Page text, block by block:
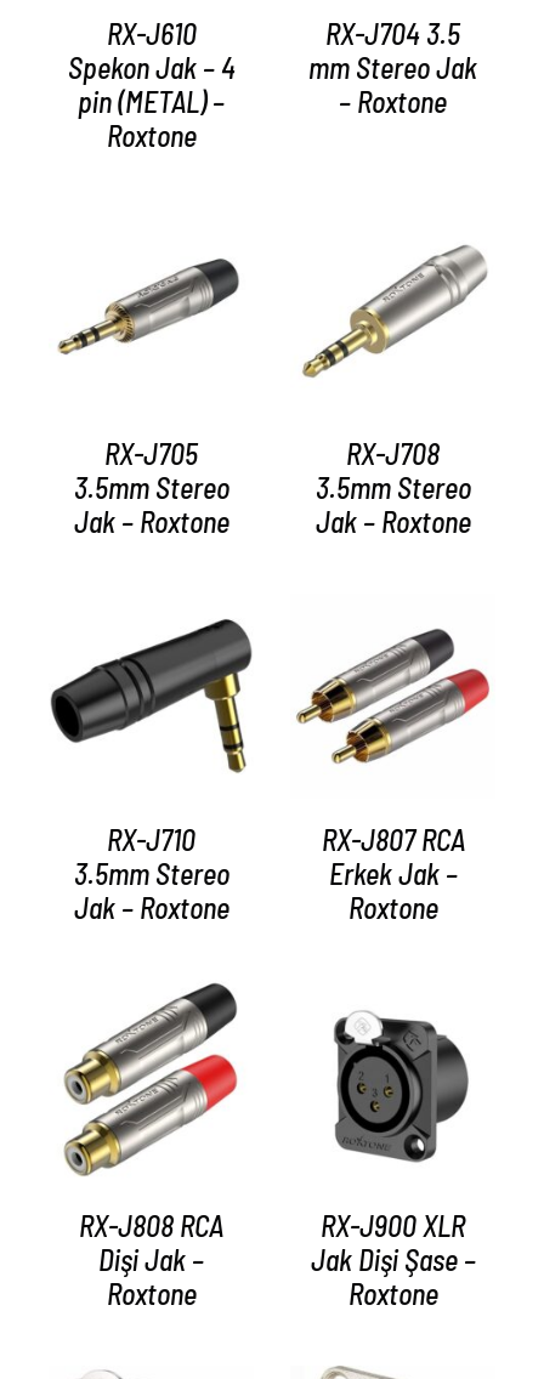
RX-J610
Spekon Jak – 4
pin (METAL) –
Roxtone
RX-J704 3.5
mm Stereo Jak
– Roxtone
AYRINTILAR
RX-J705
3.5mm Stereo
Jak – Roxtone
AYRINTILAR
RX-J708
3.5mm Stereo
Jak – Roxtone
AYRINTILAR
RX-J710
3.5mm Stereo
Jak – Roxtone
AYRINTILAR
RX-J807 RCA
Erkek Jak –
Roxtone
AYRINTILAR
RX-J808 RCA
Dişi Jak –
Roxtone
AYRINTILAR
RX-J900 XLR
Jak Dişi Şase –
Roxtone